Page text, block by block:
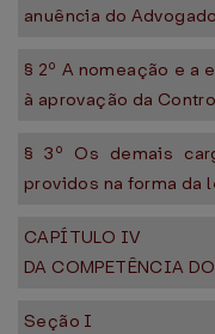
anuência do
§ 2º A nomeação e a
à aprovação da
§ 3º Os demais
providos na forma da
CAPÍTULO IV
DA COMPETÊNCIA
Seção I